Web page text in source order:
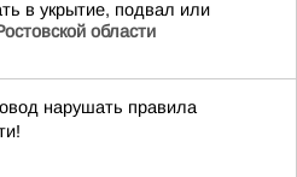
в укрытие, подвал или
области
нарушать правила